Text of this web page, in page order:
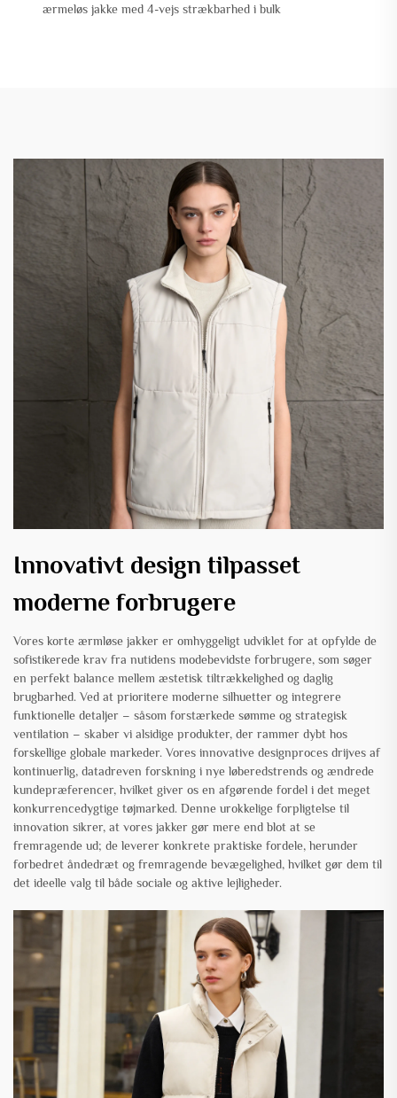
ærmeløs jakke med 4-vejs strækbarhed i bulk
Innovativt design tilpasset
moderne forbrugere
Vores korte ærmløse jakker er omhyggeligt udviklet for at opfylde de
sofistikerede krav fra nutidens modebevidste forbrugere, som søger
en perfekt balance mellem æstetisk tiltrækkelighed og daglig
brugbarhed. Ved at prioritere moderne silhuetter og integrere
funktionelle detaljer – såsom forstærkede sømme og strategisk
ventilation – skaber vi alsidige produkter, der rammer dybt hos
forskellige globale markeder. Vores innovative designproces drijves af
kontinuerlig, datadreven forskning i nye løberedstrends og ændrede
kundepræferencer, hvilket giver os en afgørende fordel i det meget
konkurrencedygtige tøjmarked. Denne urokkelige forpligtelse til
innovation sikrer, at vores jakker gør mere end blot at se
fremragende ud; de leverer konkrete praktiske fordele, herunder
forbedret åndedræt og fremragende bevægelighed, hvilket gør dem til
det ideelle valg til både sociale og aktive lejligheder.